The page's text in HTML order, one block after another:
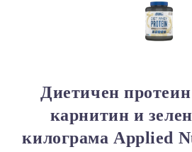
Диетичен
карнитин и
килограма Applied